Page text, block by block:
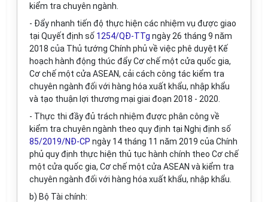
kiểm tra chuyên ngành.
- Đẩy nhanh tiến độ thực hiện các nhiệm vụ được giao
tại Quyết định số 1254/QĐ-TTg ngày 26 tháng 9 năm
2018 của Thủ tướng Chính phủ về việc phê duyệt Kế
hoạch hành động thúc đẩy Cơ chế một cửa quốc gia,
Cơ chế một cửa ASEAN, cải cách công tác kiểm tra
chuyên ngành đối với hàng hóa xuất khẩu, nhập khẩu
và tạo thuận lợi thương mại giai đoạn 2018 - 2020.
- Thực thi đầy đủ trách nhiệm được phân công về
kiểm tra chuyên ngành theo quy định tại Nghị định số
85/2019/NĐ-CP ngày 14 tháng 11 năm 2019 của Chính
phủ quy định thực hiện thủ tục hành chính theo Cơ chế
một cửa quốc gia, Cơ chế một cửa ASEAN và kiểm tra
chuyên ngành đối với hàng hóa xuất khẩu, nhập khẩu.
b) Bộ Tài chính: